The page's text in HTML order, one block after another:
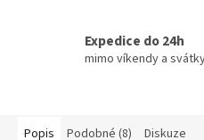
Expedice do 24h
mimo víkendy a
Popis Podobné (8) Diskuze